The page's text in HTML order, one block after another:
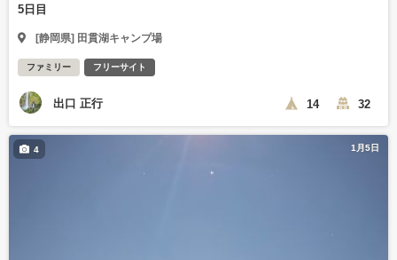
5日目
[静岡県] 田貫湖キャンプ場
ファミリー フリーサイト
出口 正行 14 32
1月5日
4